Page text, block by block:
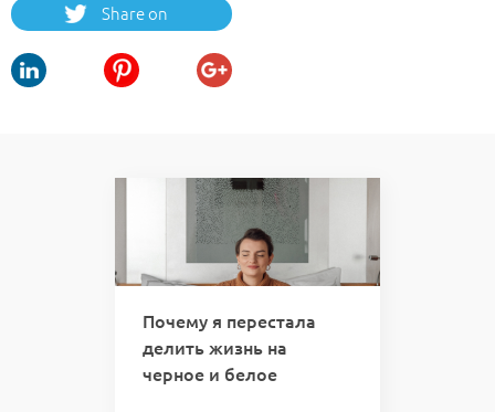
Share on
Почему я перестала
делить жизнь на
черное и белое